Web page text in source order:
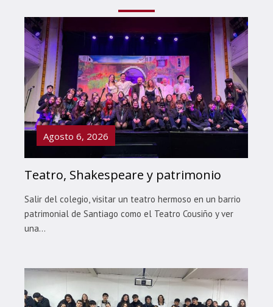
Agosto 6, 2026
Teatro, Shakespeare y patrimonio
Salir del colegio, visitar un teatro hermoso en un barrio
patrimonial de Santiago como el Teatro Cousiño y ver
una...